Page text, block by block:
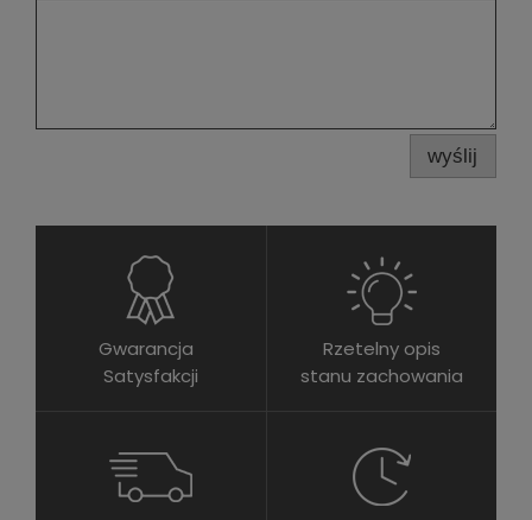
wyślij
Gwarancja
Satysfakcji
Rzetelny opis
stanu zachowania